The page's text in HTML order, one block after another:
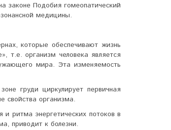
законе Подобия гомеопатический
медицины.
которые обеспечивают жизнь
т.е. организм человека является
мира. Эта изменяемость
груди циркулирует первичная
свойства организма.
ритма энер­гетических потоков в
приводит к болезни.